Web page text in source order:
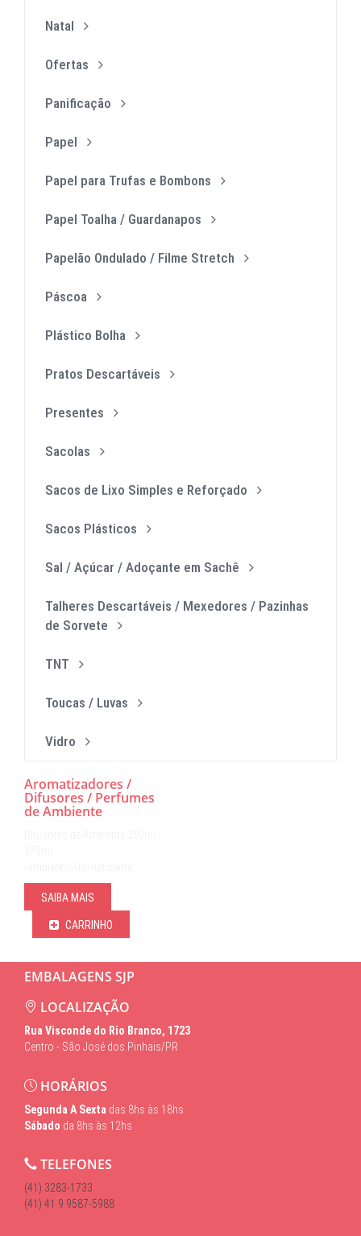
Natal
Ofertas
Panificação
Papel
Papel para Trufas e Bombons
Papel Toalha / Guardanapos
Papelão Ondulado / Filme Stretch
Páscoa
Plástico Bolha
Pratos Descartáveis
Presentes
Sacolas
Sacos de Lixo Simples e Reforçado
Sacos Plásticos
Sal / Açúcar / Adoçante em Sachê
Talheres Descartáveis / Mexedores / Pazinhas
de Sorvete
TNT
Toucas / Luvas
Vidro
Aromatizadores /
Difusores / Perfumes
de Ambiente
SAIBA MAIS
CARRINHO
EMBALAGENS SJP
LOCALIZAÇÃO
Rua Visconde do Rio Branco, 1723
Centro - São José dos Pinhais/PR
HORÁRIOS
Segunda A Sexta das 8hs às 18hs
Sábado da 8hs às 12hs
TELEFONES
(41) 3283-1733
(41) 41 9 9587-5988